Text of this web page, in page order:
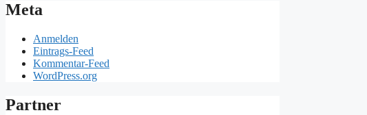
Meta
Anmelden
Eintrags-Feed
Kommentar-Feed
WordPress.org
Partner